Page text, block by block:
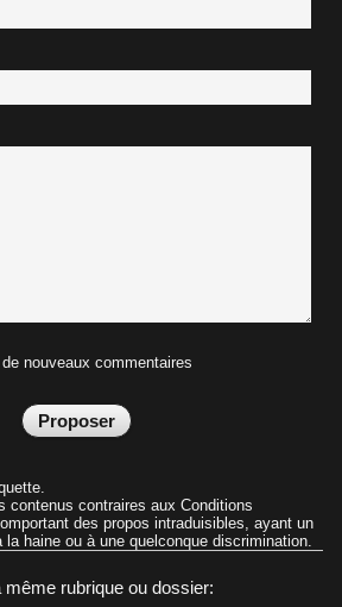
nouveaux commentaires
contenus contraires aux Conditions
des propos intraduisibles, ayant un
haine ou à une quelconque discrimination.
rubrique ou dossier: